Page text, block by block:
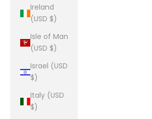
Ireland
(USD $)
Isle of Man
(USD $)
Israel (USD
$)
Italy (USD
$)